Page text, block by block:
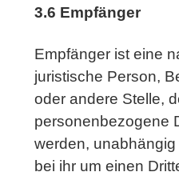
3.6 Empfänger
Empfänger ist eine
juristische Person,
oder andere Stelle,
personenbezogene
werden,
bei ihr um einen